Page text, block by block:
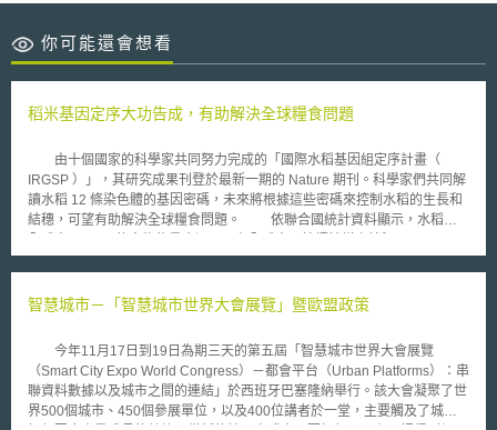
你可能還會想看
稻米基因定序大功告成，有助解決全球糧食問題
由十個國家的科學家共同努力完成的「國際水稻基因組定序計畫（
IRGSP ）」，其研究成果刊登於最新一期的 Nature 期刊。科學家們共同解
讀水稻 12 條染色體的基因密碼，未來將根據這些密碼來控制水稻的生長和
結穗，可望有助解決全球糧食問題。 依聯合國統計資料顯示，水稻是
年必須提高 30% 的水稻產量，才能擁有足夠糧食。 自1998 年起，本
印度、法國與中國等國之定序實驗室進行分工、共享，定序後的 DNA 序列
圖，並陸續完成彌補空隙與基因註解工作。本計畫之成果於近幾年來，已陸
續協助辨識數個影響重要農藝性狀的基因，例如，影響植物生長勢、提高水
稻產量的基因、改變水稻光週期、使優良栽培種得以擴展種植面積的基因、
控制植株高度的基因等。 水稻基因組定序工作之完成宣告後基因組時代
的正式來臨，而完成此一世紀任務之際，善用相關經驗與新知，以投入水稻
智慧城市－「智慧城市世界大會展覽」暨歐盟政策
今年11月17日到19日為期三天的第五屆「智慧城市世界大會展覽
（Smart City Expo World Congress）－都會平台（Urban Platforms）：串
聯資料數據以及城市之間的連結」於西班牙巴塞隆納舉行。該大會凝聚了世
界500個城市、450個參展單位，以及400位講者於一堂，主要觸及了城市